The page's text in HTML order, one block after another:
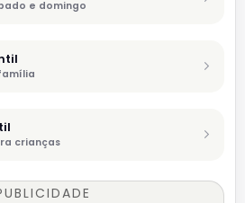
e domingo
crianças